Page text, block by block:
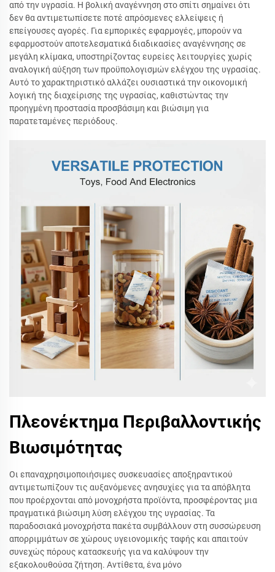
από την υγρασία. Η βολική αναγέννηση στο σπίτι σημαίνει ότι
δεν θα αντιμετωπίσετε ποτέ απρόσμενες ελλείψεις ή
επείγουσες αγορές. Για εμπορικές εφαρμογές, μπορούν να
εφαρμοστούν αποτελεσματικά διαδικασίες αναγέννησης σε
μεγάλη κλίμακα, υποστηρίζοντας ευρείες λειτουργίες χωρίς
αναλογική αύξηση των προϋπολογισμών ελέγχου της υγρασίας.
Αυτό το χαρακτηριστικό αλλάζει ουσιαστικά την οικονομική
λογική της διαχείρισης της υγρασίας, καθιστώντας την
προηγμένη προστασία προσβάσιμη και βιώσιμη για
παρατεταμένες περιόδους.
Πλεονέκτημα Περιβαλλοντικής
Βιωσιμότητας
Οι επαναχρησιμοποιήσιμες συσκευασίες αποξηραντικού
αντιμετωπίζουν τις αυξανόμενες ανησυχίες για τα απόβλητα
που προέρχονται από μονοχρήστα προϊόντα, προσφέροντας μια
πραγματικά βιώσιμη λύση ελέγχου της υγρασίας. Τα
παραδοσιακά μονοχρήστα πακέτα συμβάλλουν στη συσσώρευση
απορριμμάτων σε χώρους υγειονομικής ταφής και απαιτούν
συνεχώς πόρους κατασκευής για να καλύψουν την
εξακολουθούσα ζήτηση. Αντίθετα, ένα μόνο